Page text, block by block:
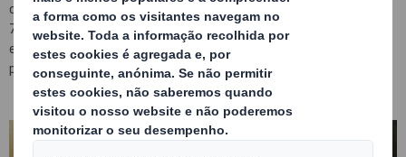
octagonal de cartão canelado, capaz de conter a granel entre
75.000 – 90.000 unidades de rolhas sem deformação da
embalagem e que por sua vez conte com uma abertura frontal
para descarga do produto.